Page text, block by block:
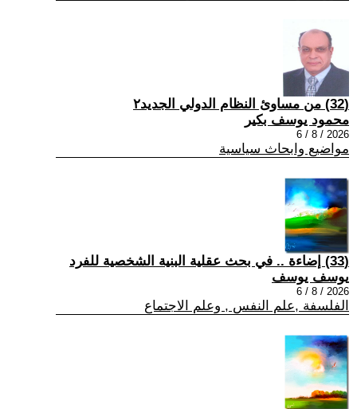
(32) من مساوئ النظام الدولي الجديد٢
محمود يوسف بكير
2026 / 8 / 6
مواضيع وابحاث سياسية
(33) إضاءة .. في بحث عقلية البنية الشخصية للفرد
يوسف يوسف
2026 / 8 / 6
الفلسفة ,علم النفس , وعلم الاجتماع